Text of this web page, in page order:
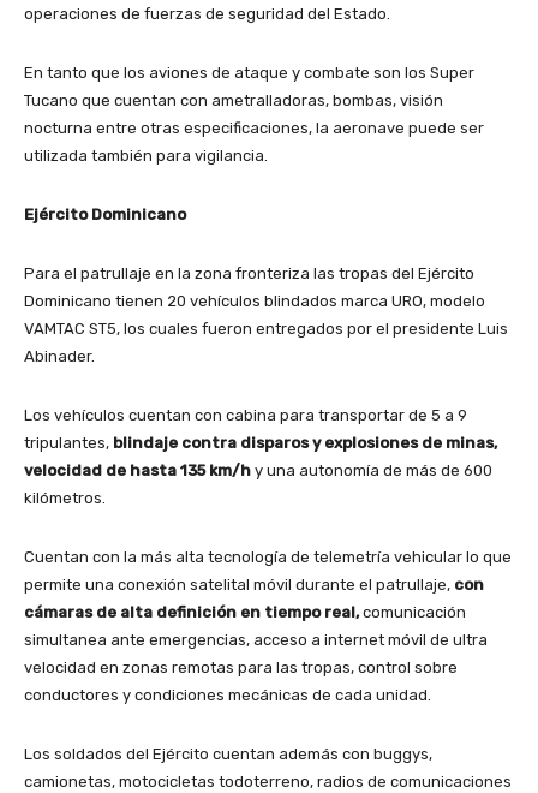
operaciones de fuerzas de seguridad del Estado.
En tanto que los aviones de ataque y combate son los Super
Tucano que cuentan con ametralladoras, bombas, visión
nocturna entre otras especificaciones, la aeronave puede ser
utilizada también para vigilancia.
Ejército Dominicano
Para el patrullaje en la zona fronteriza las tropas del Ejército
Dominicano tienen 20 vehículos blindados marca URO, modelo
VAMTAC ST5, los cuales fueron entregados por el presidente Luis
Abinader.
Los vehículos cuentan con cabina para transportar de 5 a 9
tripulantes, blindaje contra disparos y explosiones de minas,
velocidad de hasta 135 km/h y una autonomía de más de 600
kilómetros.
Cuentan con la más alta tecnología de telemetría vehicular lo que
permite una conexión satelital móvil durante el patrullaje, con
cámaras de alta definición en tiempo real,comunicación
simultanea ante emergencias, acceso a internet móvil de ultra
velocidad en zonas remotas para las tropas, control sobre
conductores y condiciones mecánicas de cada unidad.
Los soldados del Ejército cuentan además con buggys,
camionetas, motocicletas todoterreno, radios de comunicaciones